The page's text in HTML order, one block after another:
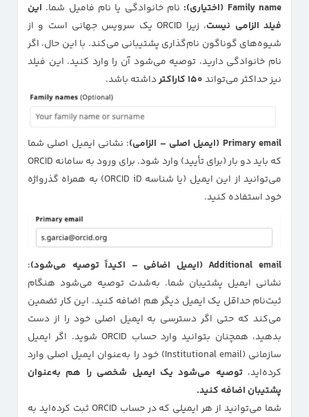
Family name (اختیاری): نام خانوادگی یا نام فامیل شما. این
فیلد الزامی نیست
، زیرا ORCID یک سرویس جهانی است و از
شیوه‌های گوناگون نام‌گذاری پشتیبانی می‌کند. با این حال، اگر
نام خانوادگی دارید، توصیه می‌شود آن را وارد کنید. این فیلد
نیز حداکثر می‌تواند
داشته باشد.
Primary email (ایمیل اصلی – الزامی)
: نشانی ایمیل اصلی شما
که باید دو بار (برای تأیید) وارد شود. برای ورود به سامانه ORCID
می‌توانید از این ایمیل (یا شناسه ORCID iD) به همراه گذرواژه
خود استفاده کنید.
Additional email (ایمیل اضافی – اکیداً توصیه می‌شود)
:
نشانی ایمیل پشتیبان شما. به‌شدت توصیه می‌شود هنگام
ثبت‌نام حداقل یک ایمیل دیگر هم اضافه کنید. این کار تضمین
می‌کند که حتی اگر دسترسی به ایمیل اصلی خود را از دست
بدهید، همچنان بتوانید وارد حساب ORCID شوید. اگر ایمیل
سازمانی (Institutional email) خود را به‌عنوان ایمیل اصلی وارد
کرده‌اید،توصیه می‌شود یک ایمیل شخصی را هم به‌عنوان
پشتیبان اضافه کنید.
شما می‌توانید از هر ایمیلی که در حساب ORCID ثبت کرده‌اید به